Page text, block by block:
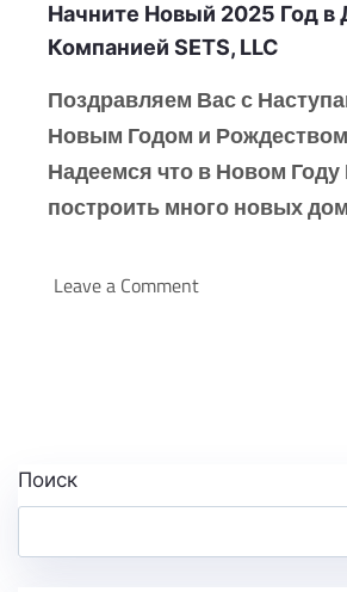
Начните Новый 2025 Год в
Компанией SETS, LLC
Поздравляем Вас с
Новым Годом и
Надеемся что в Новом
построить много новых
Leave a Comment
Поиск